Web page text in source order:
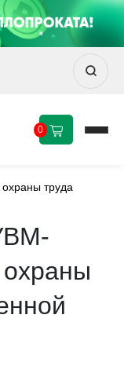
0
труда